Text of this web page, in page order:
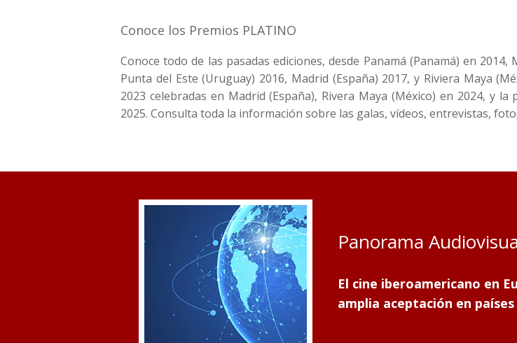
Conoce los Premios PLATINO
Conoce todo de las pasadas ediciones, desde Panamá (Panamá) en 2014,
Punta del Este (Uruguay) 2016, Madrid (España) 2017, y Riviera Maya
2023 celebradas en Madrid (España), Rivera Maya (México) en 2024, y la
2025. Consulta toda la información sobre las galas, vídeos, entrevistas,
Panorama
El cine iberoamericano en
amplia aceptación en